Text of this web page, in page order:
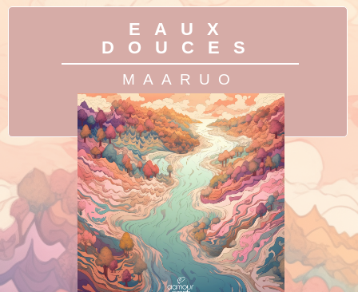
EAUX
DOUCES
MAARUO